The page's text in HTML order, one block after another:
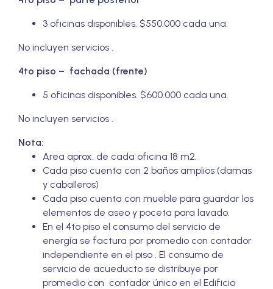
3 oficinas disponibles. $550.000 cada una.
No incluyen servicios .
4to piso – fachada (frente)
5 oficinas disponibles. $600.000 cada una.
No incluyen servicios .
Nota:
Area aprox. de cada oficina 18 m2.
Cada piso cuenta con 2 baños amplios (damas
y caballeros)
Cada piso cuenta con mueble para guardar los
elementos de aseo y poceta para lavado.
En el 4to piso el consumo del servicio de
energía se factura por promedio con contador
independiente en el piso . El consumo de
servicio de acueducto se distribuye por
promedio con contador único en el Edificio